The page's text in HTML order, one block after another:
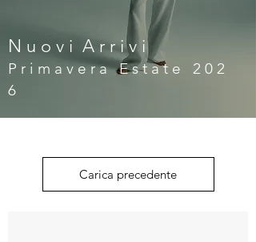
N u o v i A r r i v i
P r i m a v e r a E s t a t e 2 0 2
6
Carica precedente